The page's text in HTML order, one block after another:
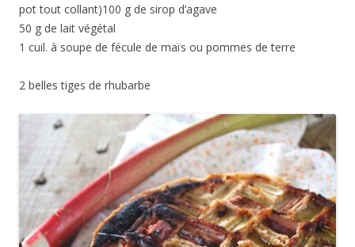
pot tout collant)100 g de sirop d’agave
50 g de lait végétal
1 cuil. à soupe de fécule de maïs ou pommes de terre
2 belles tiges de rhubarbe